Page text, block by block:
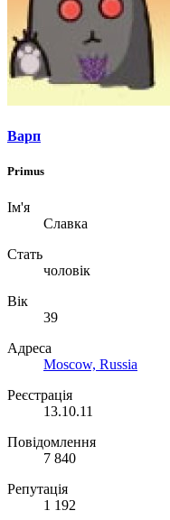
Варп
Primus
Ім'я
Славка
Стать
чоловік
Вік
39
Адреса
Moscow, Russia
Реєстрація
13.10.11
Повідомлення
7 840
Репутація
1 192